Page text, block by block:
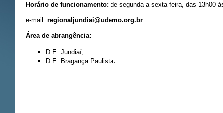
Horário de funcionamento: de segunda a sexta-feira, das 13h00
e-mail: regionaljundiai@udemo.org.br
Área de abrangência:
D.E. Jundiaí;
D.E. Bragança Paulista.